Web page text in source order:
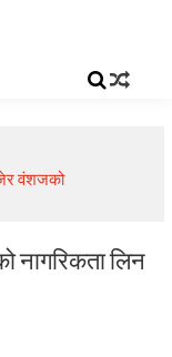
वंशजको
नागरिकता लिन